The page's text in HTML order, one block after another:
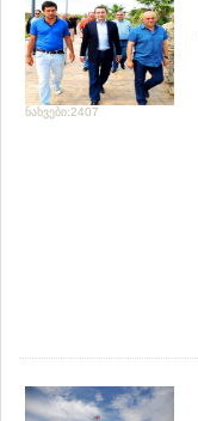
ნახვები:2407